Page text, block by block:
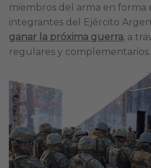
miembros del arma en forma
integrantes del Ejército
ganar la próxima guerra, a
regulares y complementarios.